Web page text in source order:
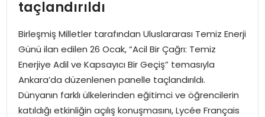
EĞITIM
SPOR
EKONOMI
MAGAZIN
taçlandırıldı
Birleşmiş Milletler tarafından Uluslararası Temiz Enerji
Günü ilan edilen 26 Ocak, “Acil Bir Çağrı: Temiz
Enerjiye Adil ve Kapsayıcı Bir Geçiş” temasıyla
Ankara’da düzenlenen panelle taçlandırıldı.
Dünyanın farklı ülkelerinden eğitimci ve öğrencilerin
katıldığı etkinliğin açılış konuşmasını, Lycée Français